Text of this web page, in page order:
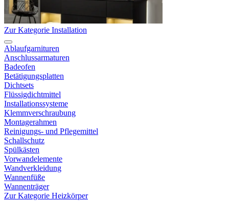
Zur Kategorie Installation
Ablaufgarnituren
Anschlussarmaturen
Badeofen
Betätigungsplatten
Dichtsets
Flüssigdichtmittel
Installationssysteme
Klemmverschraubung
Montagerahmen
Reinigungs- und Pflegemittel
Schallschutz
Spülkästen
Vorwandelemente
Wandverkleidung
Wannenfüße
Wannenträger
Zur Kategorie Heizkörper